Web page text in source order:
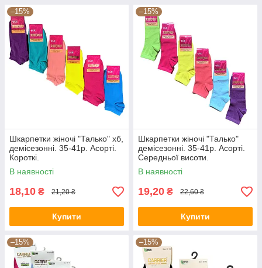
–15%
Шкарпетки жіночі "Талько" хб,
демісезонні. 35-41р. Асорті.
Короткі.
В наявності
18,10 ₴ 21,20 ₴
Купити
–15%
Шкарпетки жіночі "Талько"
демісезонні. 35-41р. Асорті.
Середньої висоти.
В наявності
19,20 ₴ 22,60 ₴
Купити
–15% –15%